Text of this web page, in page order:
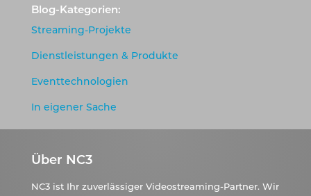
Blog-Kategorien:
Streaming-Projekte
Dienstleistungen & Produkte
Eventtechnologien
In eigener Sache
Über NC3
NC3 ist Ihr zuverlässiger Videostreaming-Partner. Wir